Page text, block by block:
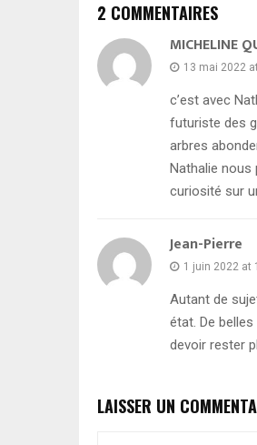
2 COMMENTAIRES
MICHELINE
13 mai 2022
c’est avec
futuriste des
arbres
Nathalie nous
curiosité sur
Jean-Pierre
1 juin 2022 at
Autant de
état. De
devoir rester
LAISSER UN